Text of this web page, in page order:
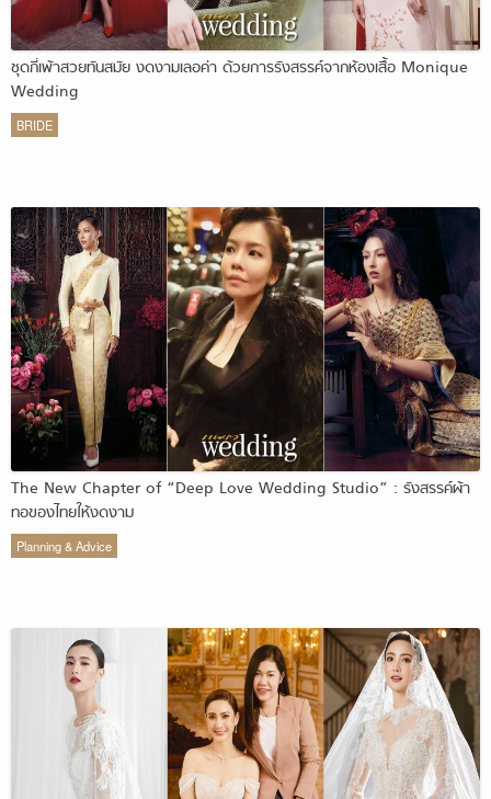
ชุดกี่เพ้าสวยทันสมัย งดงามเลอค่า ด้วยการรังสรรค์จากห้องเสื้อ Monique
Wedding
BRIDE
The New Chapter of “Deep Love Wedding Studio” : รังสรรค์ผ้า
ทอของไทยให้งดงาม
Planning & Advice